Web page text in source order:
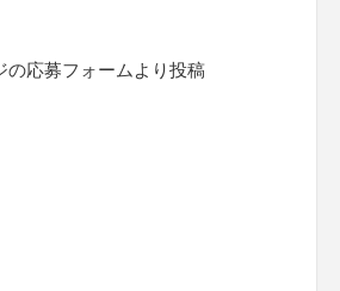
の応募フォームより投稿